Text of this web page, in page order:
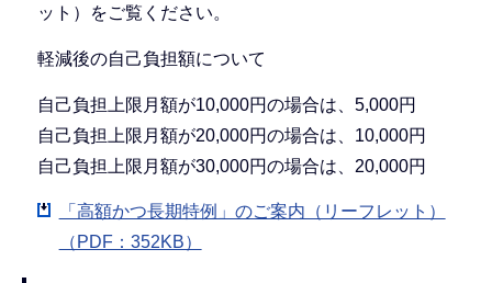
ット）をご覧ください。
軽減後の自己負担額について
自己負担上限月額が10,000円の場合は、5,000円
自己負担上限月額が20,000円の場合は、10,000円
自己負担上限月額が30,000円の場合は、20,000円
「高額かつ長期特例」のご案内（リーフレット）
（PDF：352KB）